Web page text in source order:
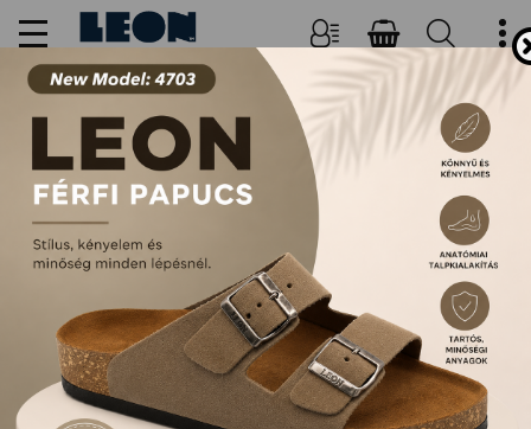
NŐI, FÉRFI PAPUCSOK ÉS
SZANDÁLOK